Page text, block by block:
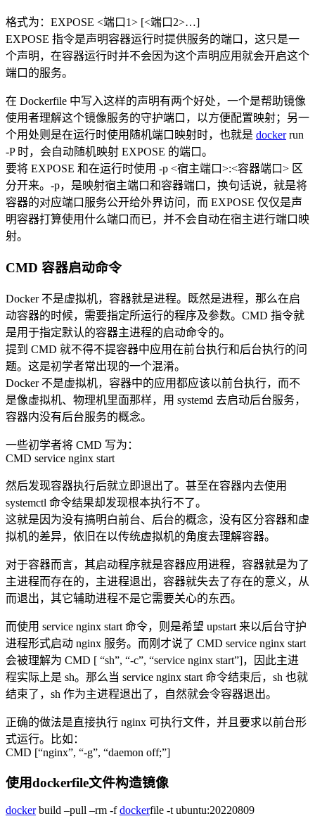
格式为：EXPOSE <端口1> [<端口2>…]
EXPOSE 指令是声明容器运行时提供服务的端口，这只是一
个声明，在容器运行时并不会因为这个声明应用就会开启这个
端口的服务。
在 Dockerfile 中写入这样的声明有两个好处，一个是帮助镜像
使用者理解这个镜像服务的守护端口，以方便配置映射；另一
个用处则是在运行时使用随机端口映射时，也就是 dockerrun
-P 时，会自动随机映射 EXPOSE 的端口。
要将 EXPOSE 和在运行时使用 -p <宿主端口>:<容器端口> 区
分开来。-p，是映射宿主端口和容器端口，换句话说，就是将
容器的对应端口服务公开给外界访问，而 EXPOSE 仅仅是声
明容器打算使用什么端口而已，并不会自动在宿主进行端口映
射。
CMD 容器启动命令
Docker 不是虚拟机，容器就是进程。既然是进程，那么在启
动容器的时候，需要指定所运行的程序及参数。CMD 指令就
是用于指定默认的容器主进程的启动命令的。
提到 CMD 就不得不提容器中应用在前台执行和后台执行的问
题。这是初学者常出现的一个混淆。
Docker 不是虚拟机，容器中的应用都应该以前台执行，而不
是像虚拟机、物理机里面那样，用 systemd 去启动后台服务，
容器内没有后台服务的概念。
一些初学者将 CMD 写为：
CMD service nginx start
然后发现容器执行后就立即退出了。甚至在容器内去使用
systemctl 命令结果却发现根本执行不了。
这就是因为没有搞明白前台、后台的概念，没有区分容器和虚
拟机的差异，依旧在以传统虚拟机的角度去理解容器。
对于容器而言，其启动程序就是容器应用进程，容器就是为了
主进程而存在的，主进程退出，容器就失去了存在的意义，从
而退出，其它辅助进程不是它需要关心的东西。
而使用 service nginx start 命令，则是希望 upstart 来以后台守护
进程形式启动 nginx 服务。而刚才说了 CMD service nginx start
会被理解为 CMD [ “sh”, “-c”, “service nginx start”]，因此主进
程实际上是 sh。那么当 service nginx start 命令结束后，sh 也就
结束了，sh 作为主进程退出了，自然就会令容器退出。
正确的做法是直接执行 nginx 可执行文件，并且要求以前台形
式运行。比如：
CMD [“nginx”, “-g”, “daemon off;”]
使用dockerfile文件构造镜像
dockerbuild –pull –rm -fdockerfile -t ubuntu:20220809